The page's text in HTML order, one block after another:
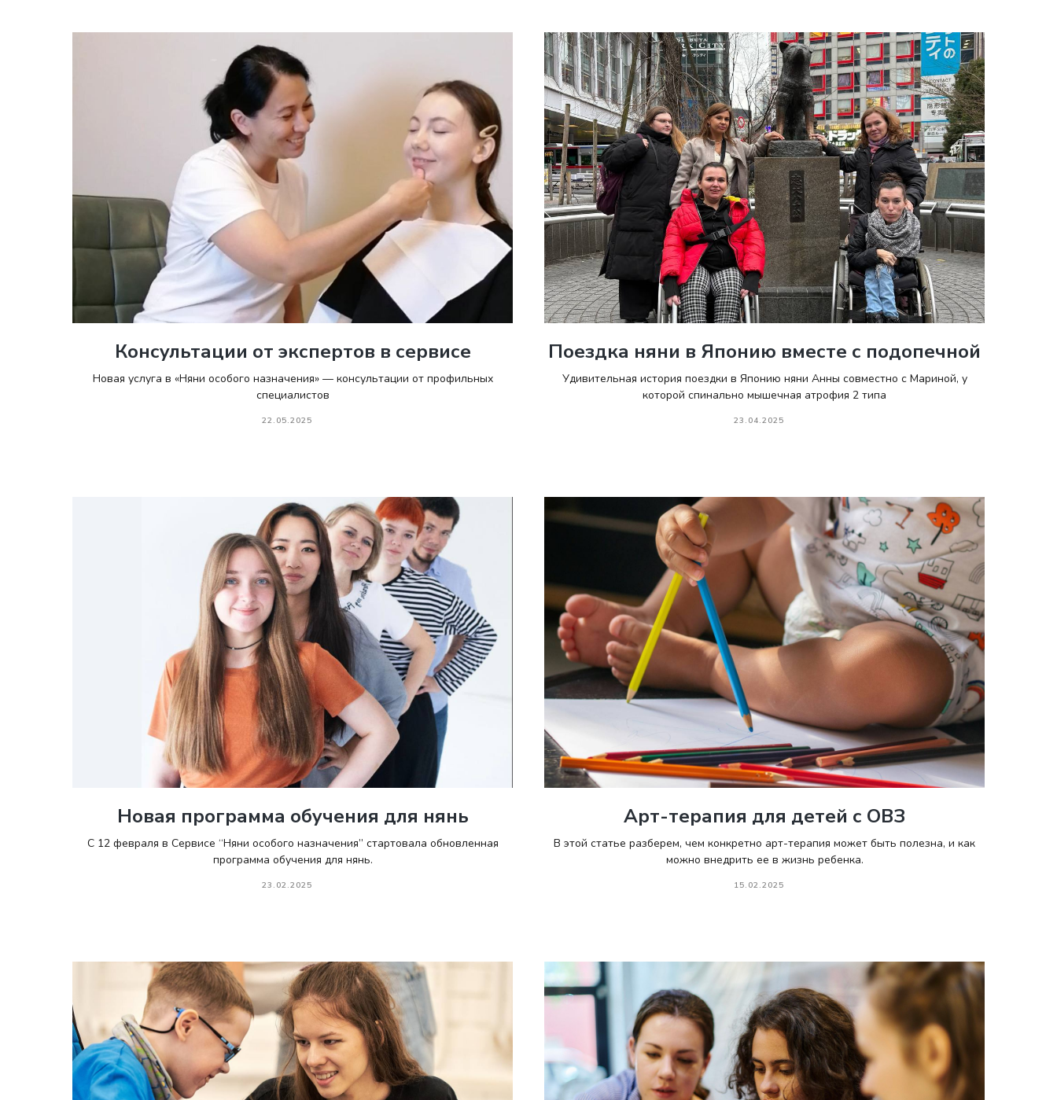
Консультации от экспертов в сервисе
Новая услуга в «Няни особого назначения» — консультации от профильных
специалистов
22.05.2025
Поездка няни в Японию вместе с подопечной
Удивительная история поездки в Японию няни Анны совместно с Мариной, у
которой спинально мышечная атрофия 2 типа
23.04.2025
Новая программа обучения для нянь
С 12 февраля в Сервисе “Няни особого назначения” стартовала обновленная
программа обучения для нянь.
23.02.2025
Арт-терапия для детей с ОВЗ
В этой статье разберем, чем конкретно арт-терапия может быть полезна, и как
можно внедрить ее в жизнь ребенка.
15.02.2025